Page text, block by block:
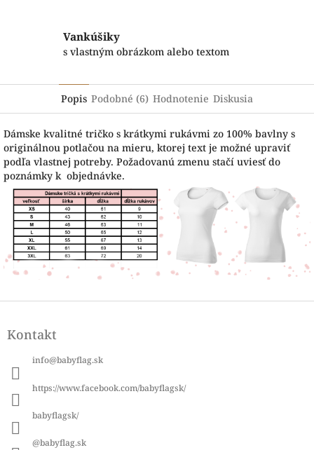
Vankúšiky
s vlastným obrázkom alebo textom
Popis Podobné (6) Hodnotenie Diskusia
Dámske kvalitné tričko s krátkymi rukávmi zo 100% bavlny s
originálnou potlačou na mieru, ktorej text je možné upraviť
podľa vlastnej potreby. Požadovanú zmenu stačí uviesť do
poznámky k objednávke.
pKontakt
info@babyflag.sk
https://www.facebook.com/babyflagsk/
babyflagsk/
@babyflag.sk